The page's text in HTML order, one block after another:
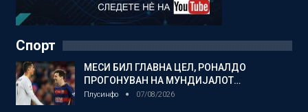
Спорт
МЕСИ БИЛ ГЛАВНА ЦЕЛ, РОНАЛДО
ПРОГОНУВАН НА МУНДИЈАЛОТ…
Плусинфо 07/08/2026